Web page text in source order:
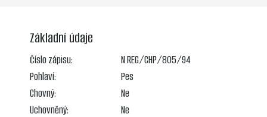
Základní údaje
Číslo zápisu:
N REG/CHP/805/94
Pohlaví:
Pes
Chovný:
Ne
Uchovněný:
Ne